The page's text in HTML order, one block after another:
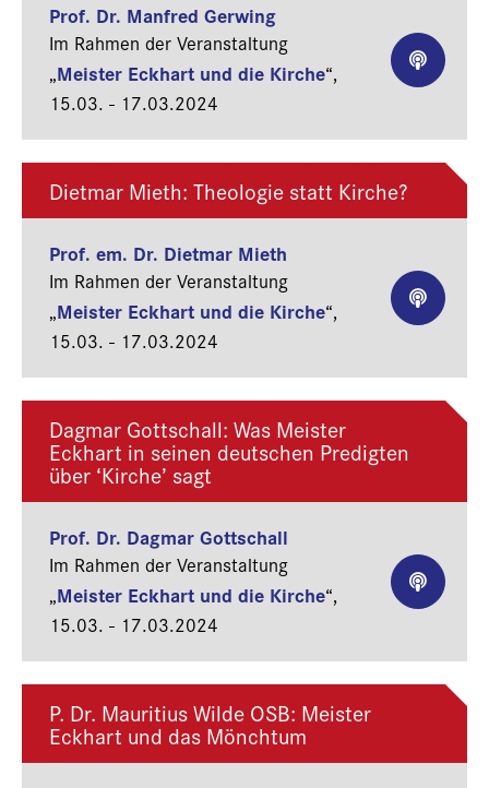
Prof. Dr. Manfred Gerwing
Im Rahmen der Veranstaltung
„Meister Eckhart und die Kirche“,
15.03. - 17.03.2024
Dietmar Mieth: Theologie statt Kirche?
Prof. em. Dr. Dietmar Mieth
Im Rahmen der Veranstaltung
„Meister Eckhart und die Kirche“,
15.03. - 17.03.2024
Dagmar Gottschall: Was Meister
Eckhart in seinen deutschen Predigten
über ‘Kirche’ sagt
Prof. Dr. Dagmar Gottschall
Im Rahmen der Veranstaltung
„Meister Eckhart und die Kirche“,
15.03. - 17.03.2024
P. Dr. Mauritius Wilde OSB: Meister
Eckhart und das Mönchtum